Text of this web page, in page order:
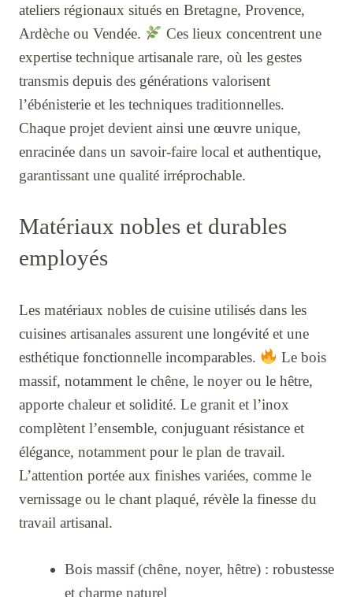
ateliers régionaux situés en Bretagne, Provence,
Ardèche ou Vendée.
Ces lieux concentrent une
expertise technique artisanale rare, où les gestes
transmis depuis des générations valorisent
l’ébénisterie et les techniques traditionnelles.
Chaque projet devient ainsi une œuvre unique,
enracinée dans un savoir-faire local et authentique,
garantissant une qualité irréprochable.
Matériaux nobles et durables
employés
Les matériaux nobles de cuisine utilisés dans les
cuisines artisanales assurent une longévité et une
esthétique fonctionnelle incomparables.
Le bois
massif, notamment le chêne, le noyer ou le hêtre,
apporte chaleur et solidité. Le granit et l’inox
complètent l’ensemble, conjuguant résistance et
élégance, notamment pour le plan de travail.
L’attention portée aux finishes variées, comme le
vernissage ou le chant plaqué, révèle la finesse du
travail artisanal.
Bois massif (chêne, noyer, hêtre) : robustesse
et charme naturel